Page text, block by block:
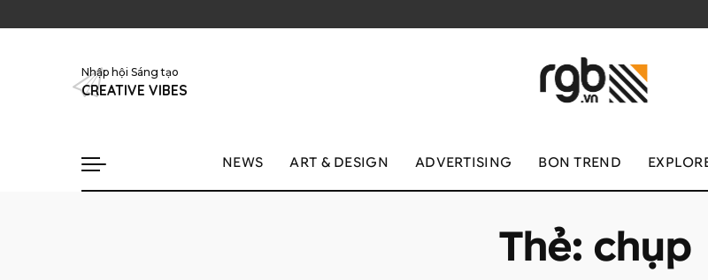
Nhập hội Sáng tạo
CREATIVE VIBES
NEWS ART & DESIGN ADVERTISING BON TREND
Thẻ: chụp